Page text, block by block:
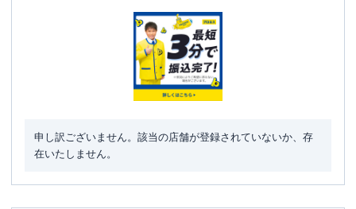
申し訳ございません。該当の店舗が登録されていないか、存
在いたしません。